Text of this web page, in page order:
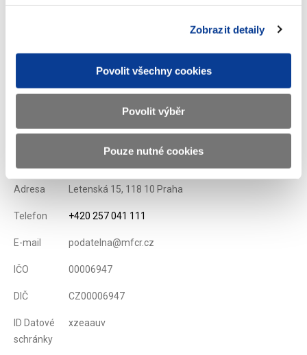
Zobrazit detaily
Povolit všechny cookies
Povolit výběr
Pouze nutné cookies
ZOBRAZIT VŠECHNA MÍSTA PODLE DISTRIBUTORA
ZOBRAZIT VŠECHNA MÍSTA PODLE KRAJŮ
Ministerstvo financí ČR
Adresa Letenská 15, 118 10 Praha
Telefon +420 257 041 111
E-mail podatelna@mfcr.cz
IČO 00006947
DIČ CZ00006947
ID Datové
schránky
xzeaauv